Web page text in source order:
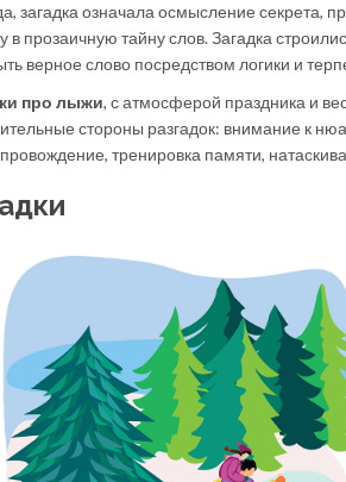
загадка означала осмысление секрета,
в прозаичную тайну слов. Загадка
верное слово посредством логики и
про лыжи, с атмосферой праздника и
стороны разгадок: внимание к
тренировка памяти,